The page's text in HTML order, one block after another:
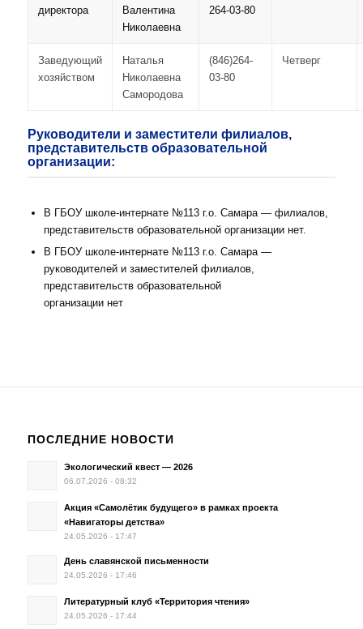
директора
Валентина
Николаевна
264-03-80
Заведующий
хозяйством
Наталья
Николаевна
Самородова
(846)264-
03-80
Четверг
Руководители и заместители филиалов,
представительств образовательной
организации:
В ГБОУ школе-интернате №113 г.о. Самара — филиалов,
представительств образовательной организации нет.
В ГБОУ школе-интернате №113 г.о. Самара —
руководителей и заместителей филиалов,
представительств образовательной
организации нет
ПОСЛЕДНИЕ НОВОСТИ
Экологический квест — 2026
06.07.2026 - 08:32
Акция «Самолётик будущего» в рамках проекта
«Навигаторы детства»
24.05.2026 - 17:47
День славянской письменности
24.05.2026 - 17:46
Литературный клуб «Территория чтения»
24.05.2026 - 17:44